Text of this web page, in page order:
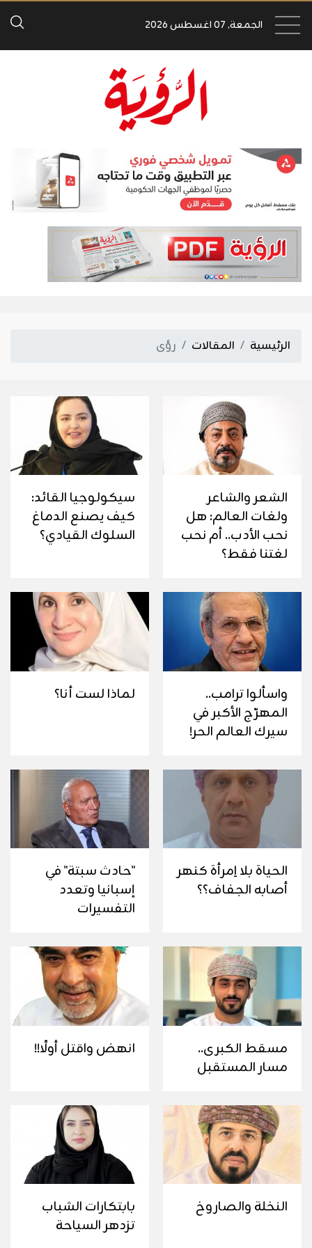
الجمعة, 07 اغسطس 2026
الرئيسية المقالات رؤى
الشعر والشاعر
ولغات العالم: هل
نحب الأدب.. أم نحب
لغتنا فقط؟
سيكولوجيا القائد:
كيف يصنع الدماغ
السلوك القيادي؟
واسألوا ترامب..
المهرّج الأكبر في
سيرك العالم الحر!
لماذا لست أنا؟
الحياة بلا اِمرأة كنهر
أصابه الجفاف؟؟
"حادث سبتة" في
إسبانيا وتعدد
التفسيرات
مسقط الكبرى..
مسار المستقبل
انهض واقتل أولًا!!
النخلة والصاروخ
بابتكارات الشباب
تزدهر السياحة